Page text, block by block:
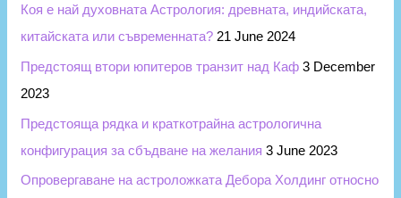
Коя е най духовната Астрология: древната, индийската,
китайската или съвременната? 21 June 2024
Предстоящ втори юпитеров транзит над Каф 3 December
2023
Предстояща рядка и краткотрайна астрологична
конфигурация за сбъдване на желания 3 June 2023
Опровергаване на астроложката Дебора Холдинг относно